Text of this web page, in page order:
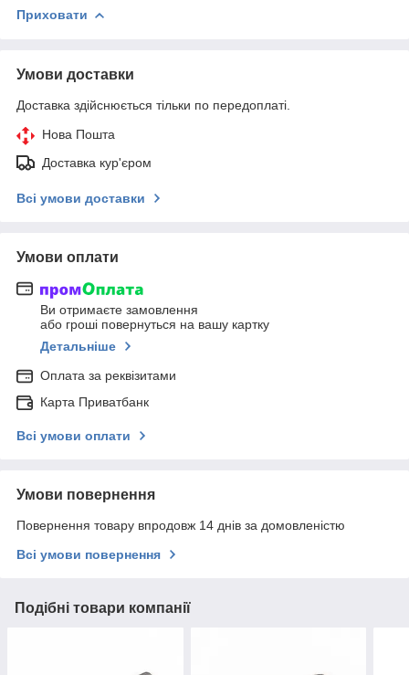
Приховати
Умови доставки
Доставка здійснюється тільки по передоплаті.
Нова Пошта
Доставка кур'єром
Всі умови доставки
Умови оплати
Ви отримаєте замовлення
або гроші повернуться на вашу картку
Детальніше
Оплата за реквізитами
Карта Приватбанк
Всі умови оплати
Умови повернення
Повернення товару впродовж 14 днів за домовленістю
Всі умови повернення
Подібні товари компанії